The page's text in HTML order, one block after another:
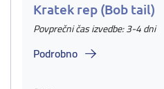
Kratek rep (Bob tail)
Povprečni čas izvedbe: 3-4 dni
Podrobno